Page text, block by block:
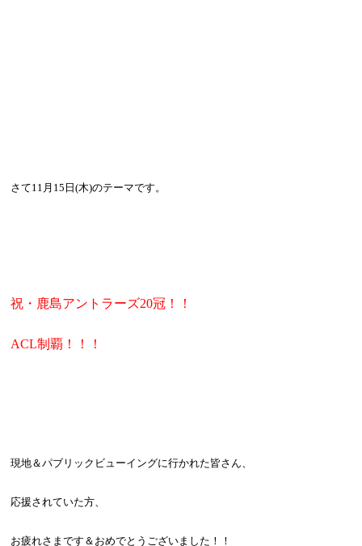
さて11月15日(木)のテーマです。
祝・鹿島アントラーズ20冠！！
ACL制覇！！！
現地＆パブリックビューイングに行かれた皆さん、
応援されていた方、
お疲れさまです＆おめでとうございました！！